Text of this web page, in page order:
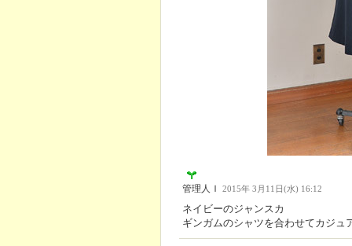
管理人Ｉ 2015年 3月11日(水) 16:12
ネイビーのジャンスカ
ギンガムのシャツを合わせてカジュ